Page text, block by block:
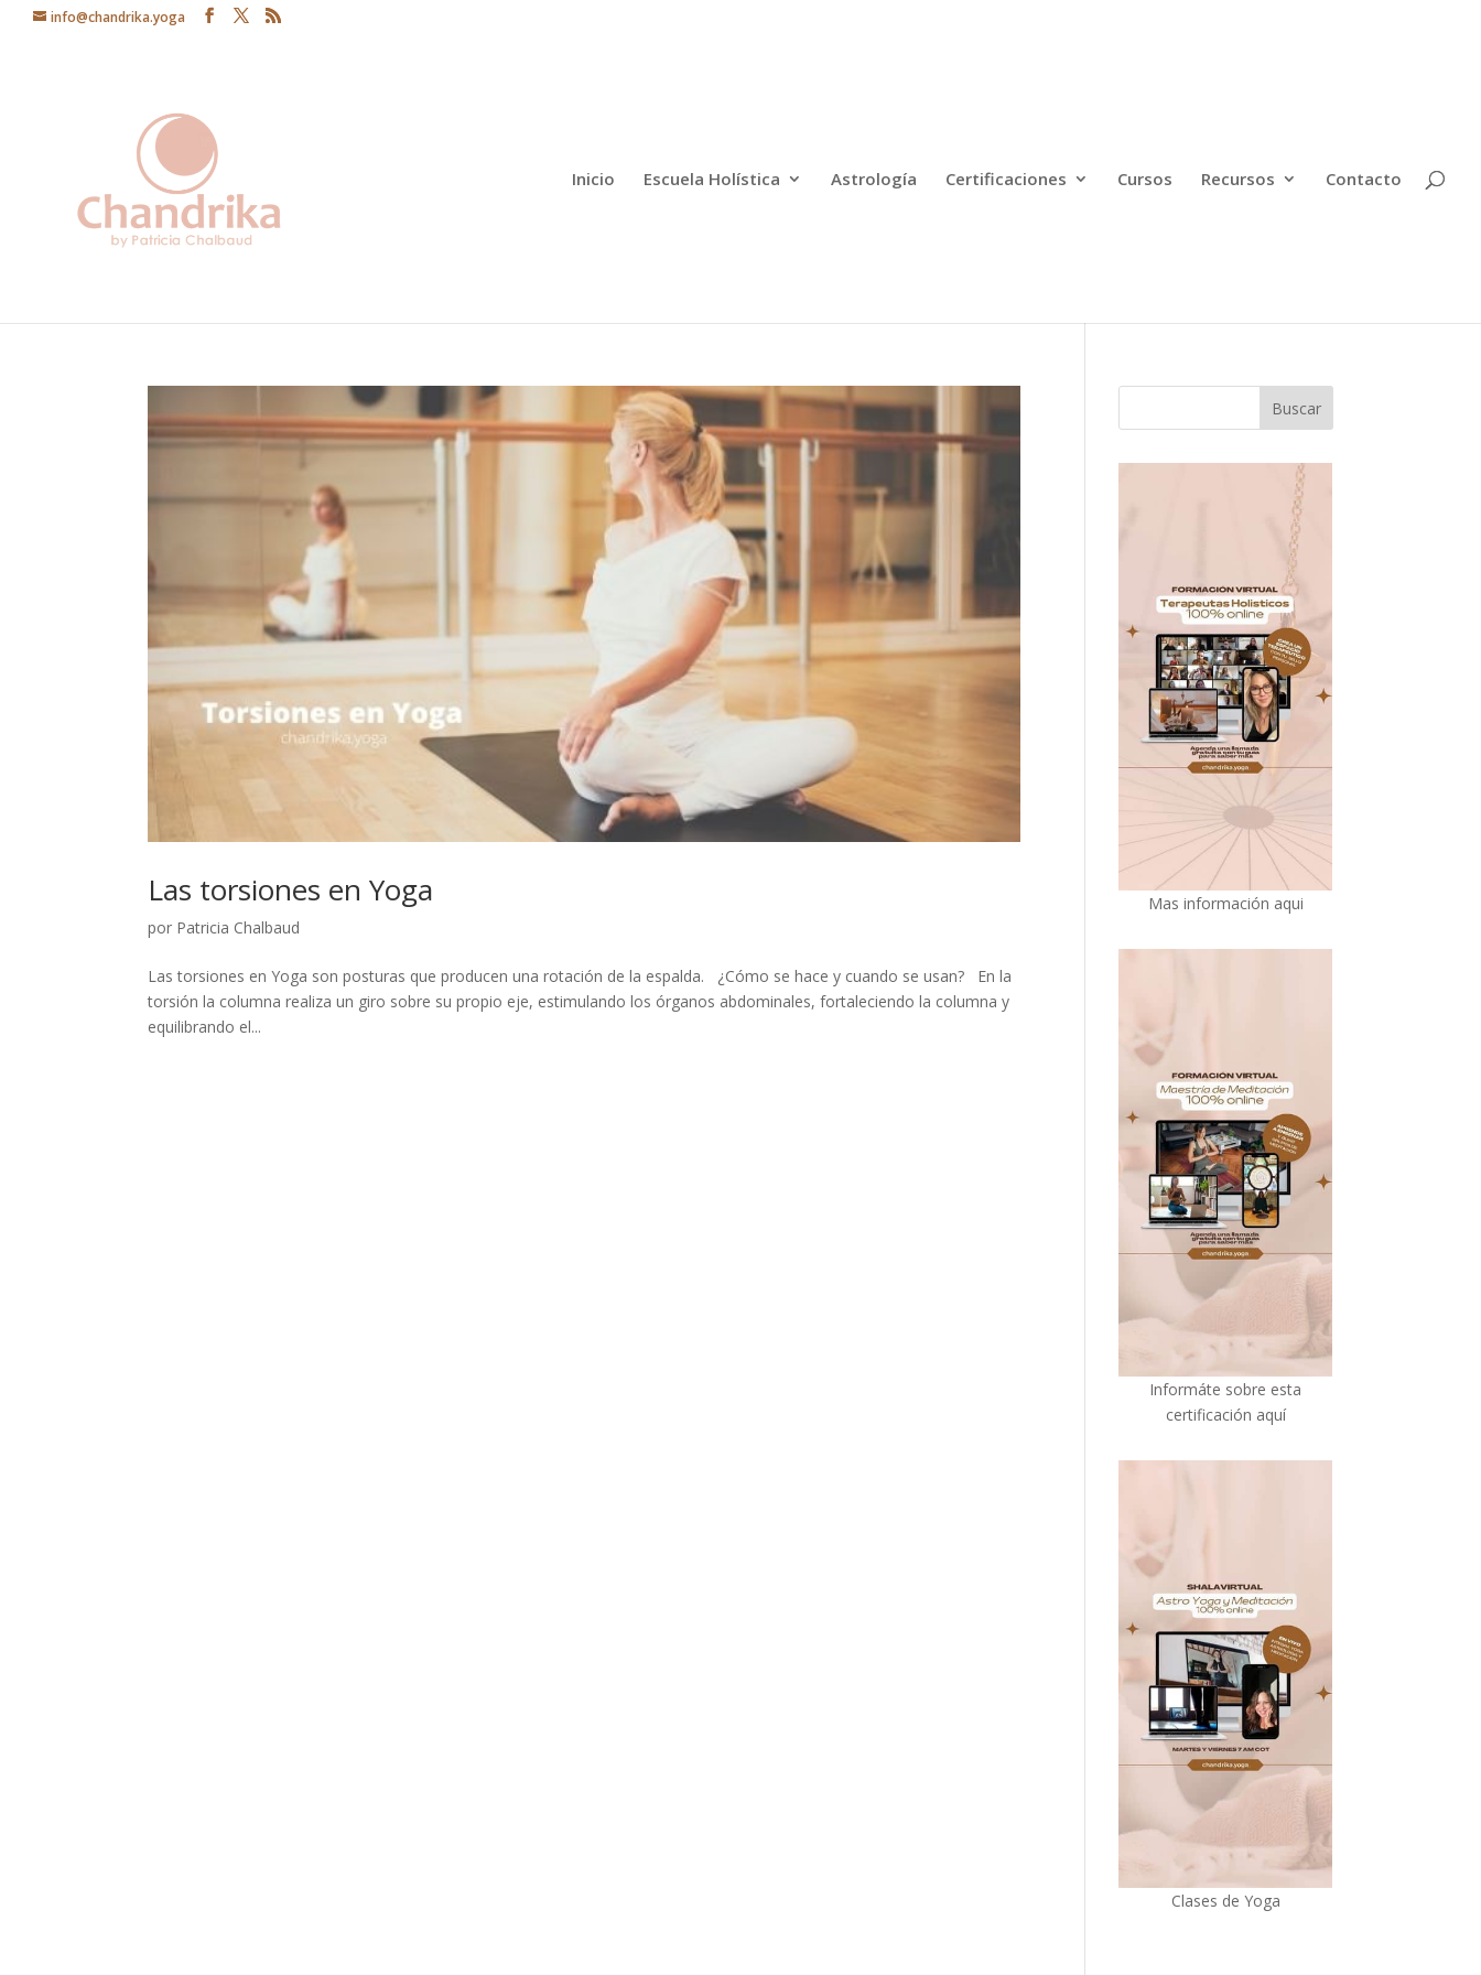
info@chandrika.yoga
Inicio Escuela Holística Astrología Certificaciones Cursos Recursos Contacto
Las torsiones en Yoga
por Patricia Chalbaud
Las torsiones en Yoga son posturas que producen una rotación de la espalda. ¿Cómo se hace y cuando se usan? En la
torsión la columna realiza un giro sobre su propio eje, estimulando los órganos abdominales, fortaleciendo la columna y
equilibrando el...
Mas información aqui
Informáte sobre esta
certificación aquí
Clases de Yoga